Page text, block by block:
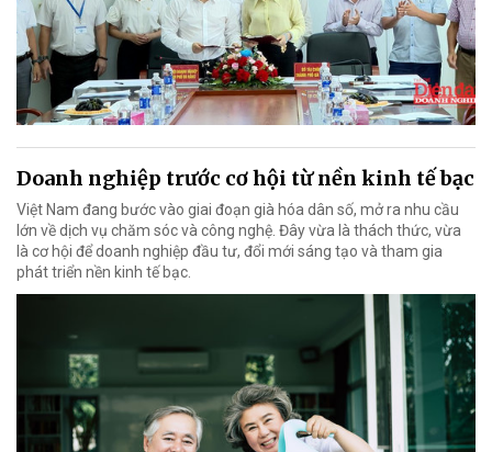
Doanh nghiệp trước cơ hội từ nền kinh tế bạc
Việt Nam đang bước vào giai đoạn già hóa dân số, mở ra nhu cầu
lớn về dịch vụ chăm sóc và công nghệ. Đây vừa là thách thức, vừa
là cơ hội để doanh nghiệp đầu tư, đổi mới sáng tạo và tham gia
phát triển nền kinh tế bạc.